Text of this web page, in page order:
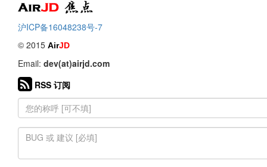
Air焦点
沪ICP备16048238号-7
© 2015 AirJD
Email: dev(at)airjd.com
RSS 订阅